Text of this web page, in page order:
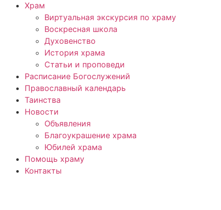
Храм
Виртуальная экскурсия по храму
Воскресная школа
Духовенство
История храма
Статьи и проповеди
Расписание Богослужений
Православный календарь
Таинства
Новости
Объявления
Благоукрашение храма
Юбилей храма
Помощь храму
Контакты